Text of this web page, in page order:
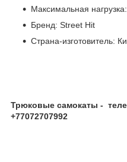
Максимальная
Бренд: Street Hit
Страна-изготовитель:
Трюковые самокаты -
+77072707992